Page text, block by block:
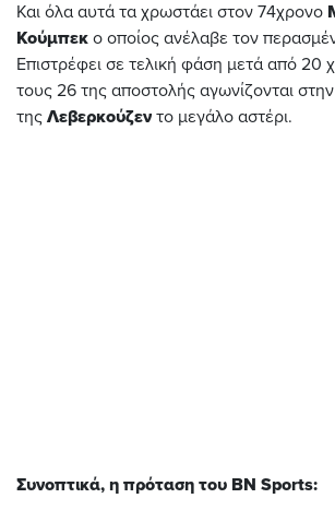
Και όλα αυτά τα χρωστάει στον 74χρονο
Κούμπεκ ο οποίος ανέλαβε τον
Επιστρέφει σε τελική φάση μετά από 20
τους 26 της αποστολής αγωνίζονται στην
της Λεβερκούζεν το μεγάλο αστέρι.
Συνοπτικά, η πρόταση του BN Sports: